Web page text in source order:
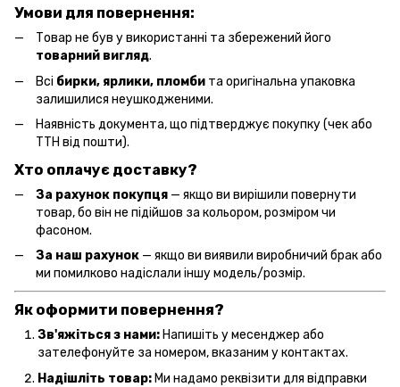
Умови для повернення:
Товар не був у використанні та збережений його
товарний вигляд.
Всі бирки, ярлики, пломби та оригінальна упаковка
залишилися неушкодженими.
Наявність документа, що підтверджує покупку (чек або
ТТН від пошти).
Хто оплачує доставку?
За рахунок покупця — якщо ви вирішили повернути
товар, бо він не підійшов за кольором, розміром чи
фасоном.
За наш рахунок — якщо ви виявили виробничий брак або
ми помилково надіслали іншу модель/розмір.
Як оформити повернення?
Зв'яжіться з нами:Напишіть у месенджер або
зателефонуйте за номером, вказаним у контактах.
Надішліть товар: Ми надамо реквізити для відправки